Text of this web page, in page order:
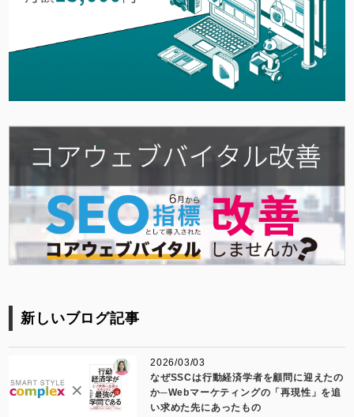
新しいブログ記事
2026/03/03
なぜSSCは行動経済学者を顧問に迎えたの
か─Webマーケティングの「再現性」を追
い求めた先にあったもの